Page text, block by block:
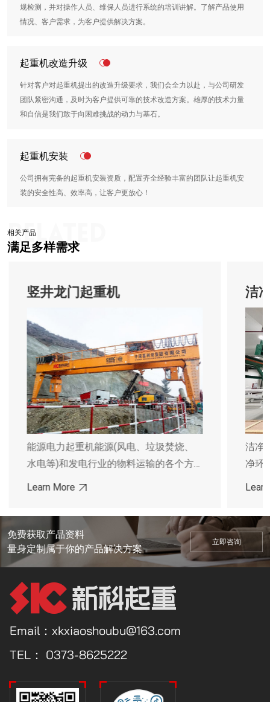
规检测，并对操作人员、维保人员进行系统的培训讲解。了解产品使用
情况、客户需求，为客户提供解决方案。
起重机改造升级
针对客户对起重机提出的改造升级要求，我们会全力以赴，与公司研发
团队紧密沟通，及时为客户提供可靠的技术改造方案。雄厚的技术力量
和自信是我们敢于向困难挑战的动力与基石。
起重机安装
公司拥有完备的起重机安装资质，配置齐全经验丰富的团队让起重机安
装的安全性高、效率高，让客户更放心！
相关产品
满足多样需求
竖井龙门起重机
能源电力起重机能源(风电、垃圾焚烧、
水电等)和发电行业的物料运输的各个方
运到超大工件的联机拾吊的起重机，公司
都能提供一站式的解决方案。特别是风电
的智能联机抬吊研究，已申报河南省重大
专项项目。主要应用领域有：风力发电
站、火力发电厂、核力发电站
Learn More
洁
洁净
净环
等特
观美
满足
免费获取产品资料
量身定制属于你的产品解决方案
立即咨询
Email：xkxiaoshoubu@163.com
TEL： 0373-8625222